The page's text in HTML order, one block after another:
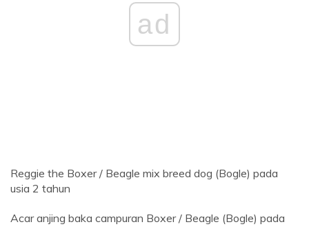
ad
Reggie the Boxer / Beagle mix breed dog (Bogle) pada
usia 2 tahun
Acar anjing baka campuran Boxer / Beagle (Bogle) pada